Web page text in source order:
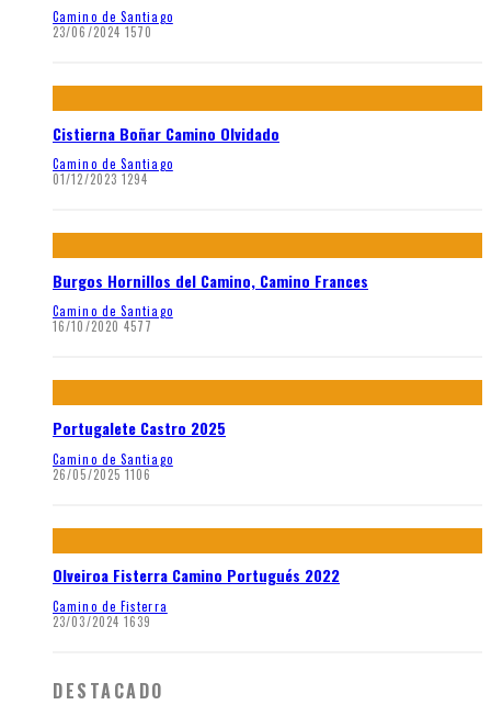
Camino de Santiago
23/06/2024 1570
Cistierna Boñar Camino Olvidado
Camino de Santiago
01/12/2023 1294
Burgos Hornillos del Camino, Camino Frances
Camino de Santiago
16/10/2020 4577
Portugalete Castro 2025
Camino de Santiago
26/05/2025 1106
Olveiroa Fisterra Camino Portugués 2022
Camino de Fisterra
23/03/2024 1639
DESTACADO